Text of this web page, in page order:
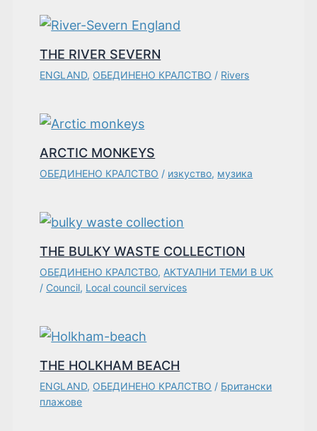
THE RIVER SEVERN
ENGLAND, ОБЕДИНЕНО КРАЛСТВО / Rivers
ARCTIC MONKEYS
ОБЕДИНЕНО КРАЛСТВО / изкуство, музика
THE BULKY WASTE COLLECTION
ОБЕДИНЕНО КРАЛСТВО, АКТУАЛНИ ТЕМИ В UK
/ Council, Local council services
THE HOLKHAM BEACH
ENGLAND, ОБЕДИНЕНО КРАЛСТВО / Британски
плажове